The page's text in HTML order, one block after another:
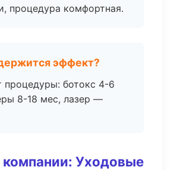
процедура комфортная.
эффект?
процедуры: ботокс 4-6
8-18 мес, лазер —
Уходовые